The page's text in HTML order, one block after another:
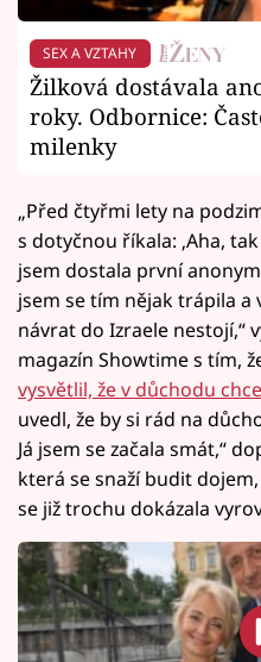
SEX A VZTAHY
Žilková dostávala
roky. Odbornice:
milenky
„Před čtyřmi lety na
s dotyčnou říkala: ‚Aha,
jsem dostala první
jsem se tím nějak trápila a
návrat do Izraele nestojí,“
magazín Showtime s tím,
vysvětlil, že v důchodu
uvedl, že by si rád na
Já jsem se začala smát,“
která se snaží budit
se již trochu dokázala